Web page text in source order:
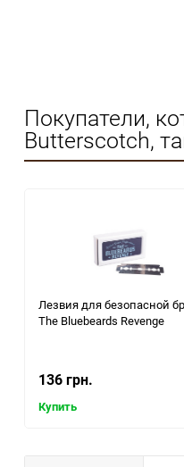
Покупатели,
Butterscotch,
Лезвия для безопасной
The Bluebeards Revenge
136 грн.
Купить